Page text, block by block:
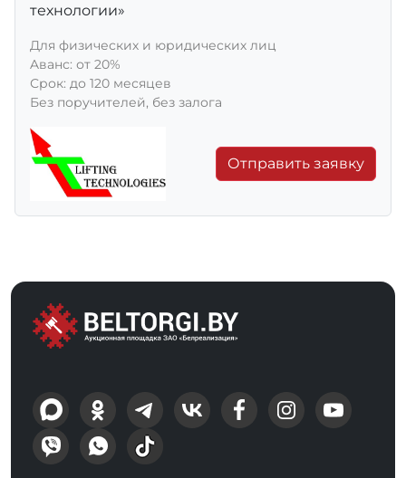
технологии»
Для физических и юридических лиц
Aванс: от 20%
Срок: до 120 месяцев
Без поручителей, без залога
Отправить заявку